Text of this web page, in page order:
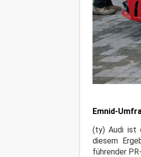
Emnid-
(ty) Audi ist
diesem
führender